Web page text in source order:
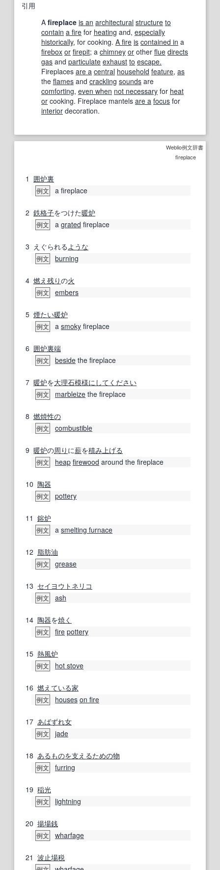
引用
A fireplace is an architectural structure to
contain a fire for heating and, especially
historically, for cooking. A fire is contained in a
firebox or firepit; a chimney or other flue directs
gas and particulate exhaust to escape.
Fireplaces are a central household feature, as
the flames and crackling sounds are
comforting, even when not necessary for heat
or cooking. Fireplace mantels are a focus for
interior decoration.
Weblio例文辞書
fireplace
1 囲炉裏
例文 a fireplace
2 鉄格子をつけた暖炉
例文 a grated fireplace
3 えぐられるような
例文 burning
4 燃え残りの火
例文 embers
5 煙たい暖炉
例文 a smoky fireplace
6 囲炉裏端
例文 beside the fireplace
7 暖炉を大理石模様にして ください
例文 marbleize the fireplace
8 燃焼性の
例文 combustible
9 暖炉の周り に薪を積み上げる
例文 heap firewood around the fireplace
10 陶器
例文 pottery
11 鎔炉
例文 a smelting furnace
12 脂肪油
例文 grease
13 セイヨウトネリコ
例文 ash
14 陶器を焼く
例文 fire pottery
15 熱風炉
例文 hot stove
16 燃えている家
例文 houses on fire
17 あばずれ女
例文 jade
18 あるものを支えるための物
例文 furring
19 稲光
例文 lightning
20 揚場銭
例文 wharfage
21 波止場税